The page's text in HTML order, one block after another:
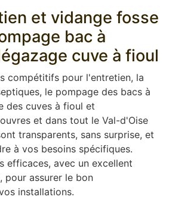
et vidange fosse
bac à
cuve à fioul
compétitifs pour l'entretien, la
le pompage des bacs à
des cuves à fioul et
et dans tout le Val-d'Oise
transparents, sans surprise, et
à vos besoins spécifiques.
efficaces, avec un excellent
assurer le bon
installations.